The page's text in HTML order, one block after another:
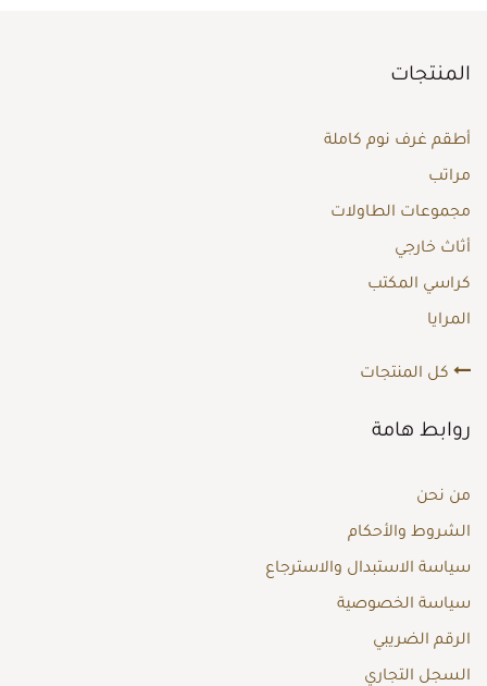
المنتجات
أطقم غرف نوم كاملة
مراتب
مجموعات الطاولات
أثاث خارجي
كراسي المكتب
المرايا
كل المنتجات
روابط هامة
من نحن
الشروط والأحكام
سياسة الاستبدال والاسترجاع
سياسة الخصوصية
الرقم الضريبي
السجل التجاري